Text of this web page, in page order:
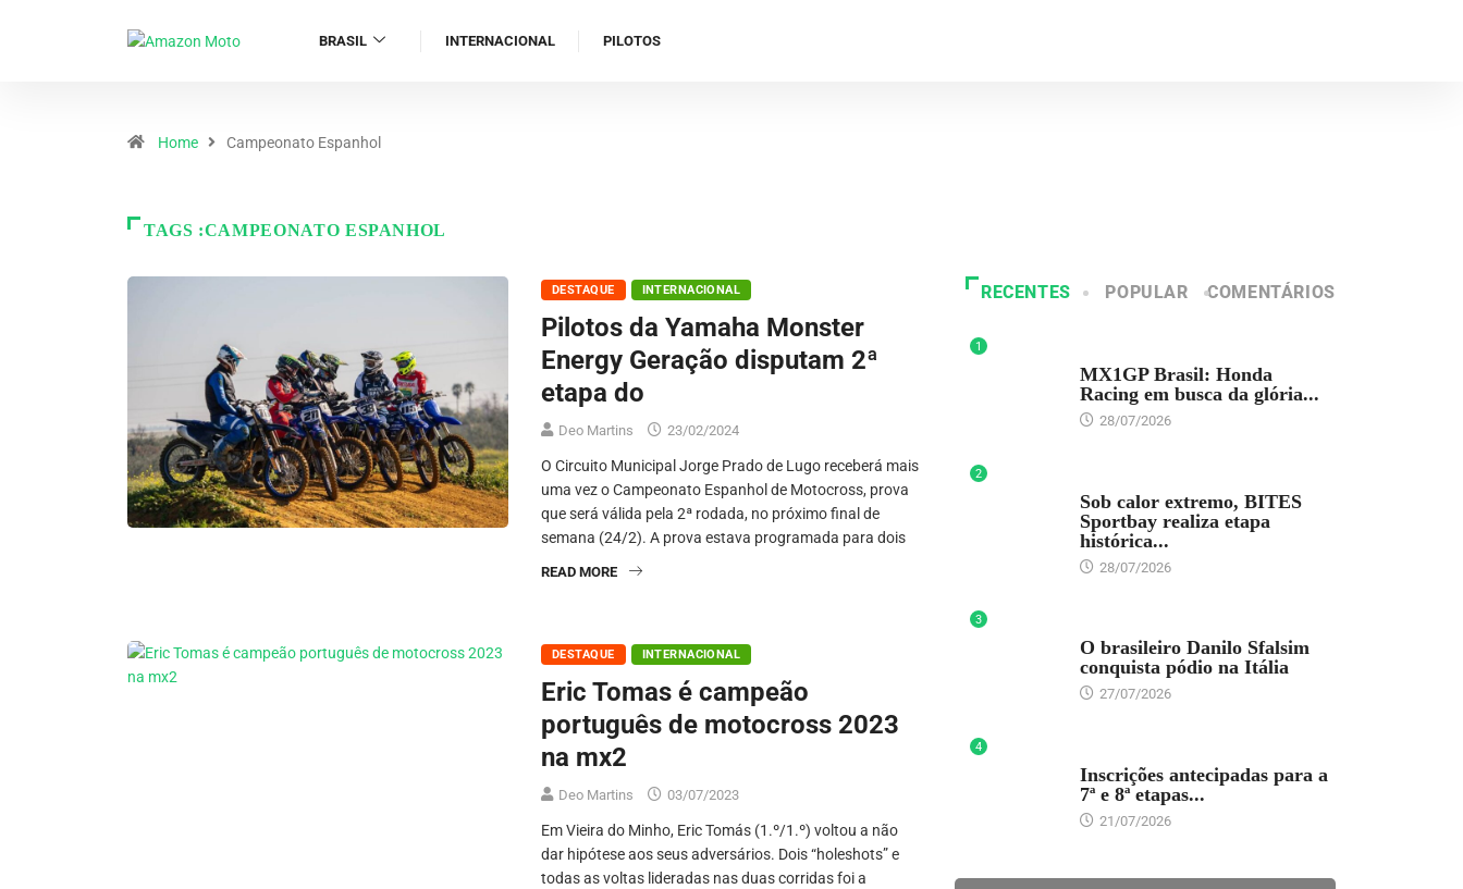
BRASIL INTERNACIONAL PILOTOS
Home Campeonato Espanhol
TAGS :CAMPEONATO ESPANHOL
DESTAQUE INTERNACIONAL
Pilotos da Yamaha Monster
Energy Geração disputam 2ª
etapa do
Deo Martins 23/02/2024
O Circuito Municipal Jorge Prado de Lugo receberá mais
uma vez o Campeonato Espanhol de Motocross, prova
que será válida pela 2ª rodada, no próximo final de
semana (24/2). A prova estava programada para dois
READ MORE
DESTAQUE INTERNACIONAL
Eric Tomas é campeão
português de motocross 2023
na mx2
Deo Martins 03/07/2023
Em Vieira do Minho, Eric Tomás (1.º/1.º) voltou a não
dar hipótese aos seus adversários. Dois “holeshots” e
todas as voltas lideradas nas duas corridas foi a
RECENTES POPULAR COMENTÁRIOS
1
MX1GP Brasil: Honda
Racing em busca da glória...
28/07/2026
2
Sob calor extremo, BITES
Sportbay realiza etapa
histórica...
28/07/2026
3
O brasileiro Danilo Sfalsim
conquista pódio na Itália
27/07/2026
4
Inscrições antecipadas para a
7ª e 8ª etapas...
21/07/2026